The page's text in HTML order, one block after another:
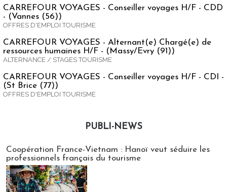
CARREFOUR VOYAGES - Conseiller voyages H/F - CDD
- (Vannes (56))
OFFRES D'EMPLOI TOURISME
CARREFOUR VOYAGES - Alternant(e) Chargé(e) de
ressources humaines H/F - (Massy/Evry (91))
ALTERNANCE / STAGES TOURISME
CARREFOUR VOYAGES - Conseiller voyages H/F - CDI -
(St Brice (77))
OFFRES D'EMPLOI TOURISME
PUBLI-NEWS
Coopération France-Vietnam : Hanoï veut séduire les
professionnels français du tourisme